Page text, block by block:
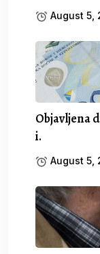
August 5,
Objavljena
i.
August 5,